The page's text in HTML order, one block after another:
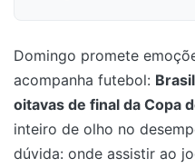
Domingo promete
acompanha futebol:
oitavas de final da Copa
inteiro de olho no
dúvida: onde assistir ao